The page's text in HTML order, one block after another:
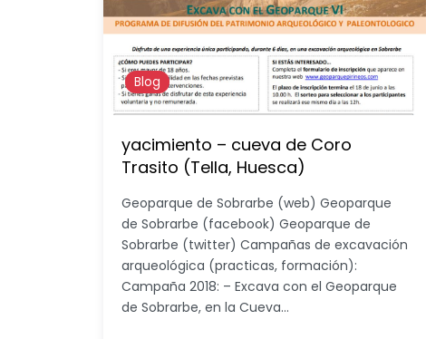
Blog
yacimiento – cueva de Coro
Trasito (Tella, Huesca)
Geoparque de Sobrarbe (web) Geoparque
de Sobrarbe (facebook) Geoparque de
Sobrarbe (twitter) Campañas de excavación
arqueológica (practicas, formación):
Campaña 2018: – Excava con el Geoparque
de Sobrarbe, en la Cueva…